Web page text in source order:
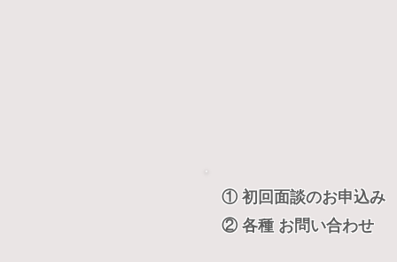
① 初回面談のお申込み
② 各種 お問い合わせ